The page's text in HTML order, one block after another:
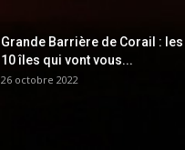
Grande Barrière de Corail : les
10 îles qui vont vous...
26 octobre 2022